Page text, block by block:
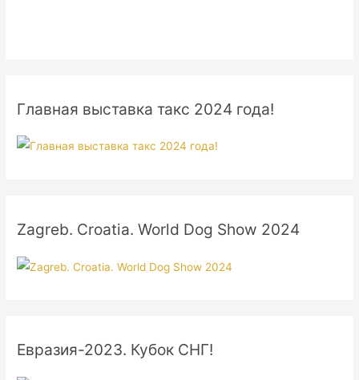
Главная выставка такс 2024 года!
Zagreb. Croatia. World Dog Show 2024
Евразия-2023. Кубок СНГ!